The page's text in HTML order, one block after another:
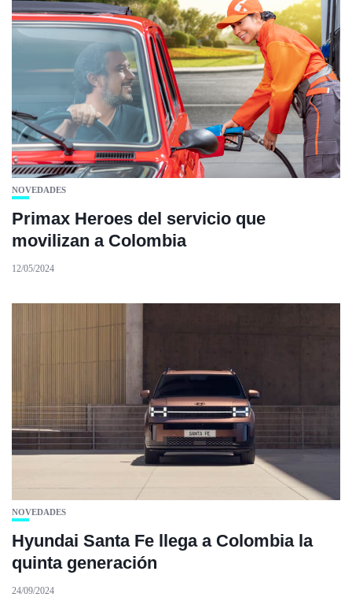
NOVEDADES
Primax Heroes del servicio que
movilizan a Colombia
12/05/2024
NOVEDADES
Hyundai Santa Fe llega a Colombia la
quinta generación
24/09/2024